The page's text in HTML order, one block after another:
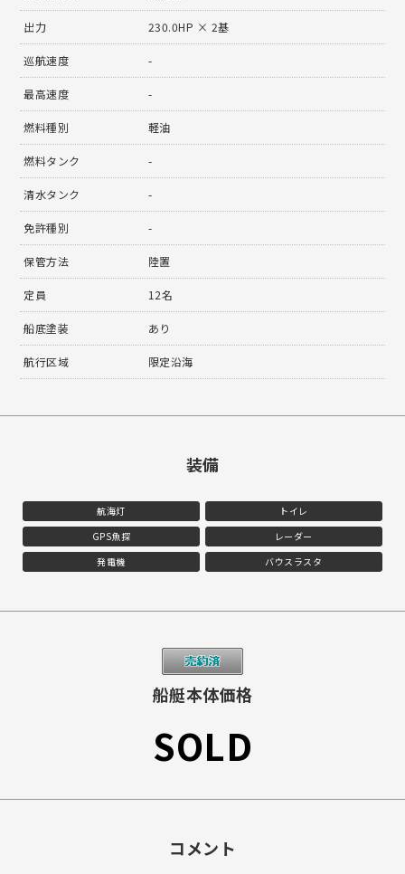
出力 230.0HP × 2基
巡航速度 -
最高速度 -
燃料種別 軽油
燃料タンク -
清水タンク -
免許種別 -
保管方法 陸置
定員 12名
船底塗装 あり
航行区域 限定沿海
装備
航海灯
トイレ
GPS魚探
レーダー
発電機
バウスラスタ
船艇本体価格
SOLD
コメント